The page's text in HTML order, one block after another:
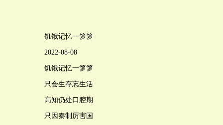
饥饿记忆一箩箩
2022-08-08
饥饿记忆一箩箩
只会生存忘生活
高知仍处口腔期
只因秦制厉害国